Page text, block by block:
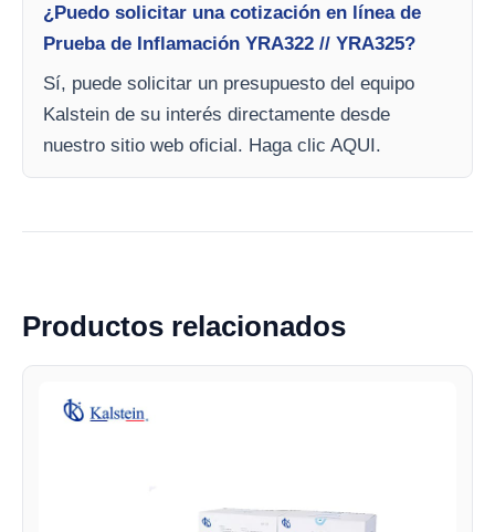
¿Puedo solicitar una cotización en línea de
Prueba de Inflamación YRA322 // YRA325?
Sí, puede solicitar un presupuesto del equipo
Kalstein de su interés directamente desde
nuestro sitio web oficial. Haga clic AQUI.
Productos relacionados